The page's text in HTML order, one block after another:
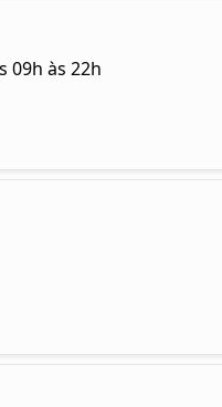
09h às 22h